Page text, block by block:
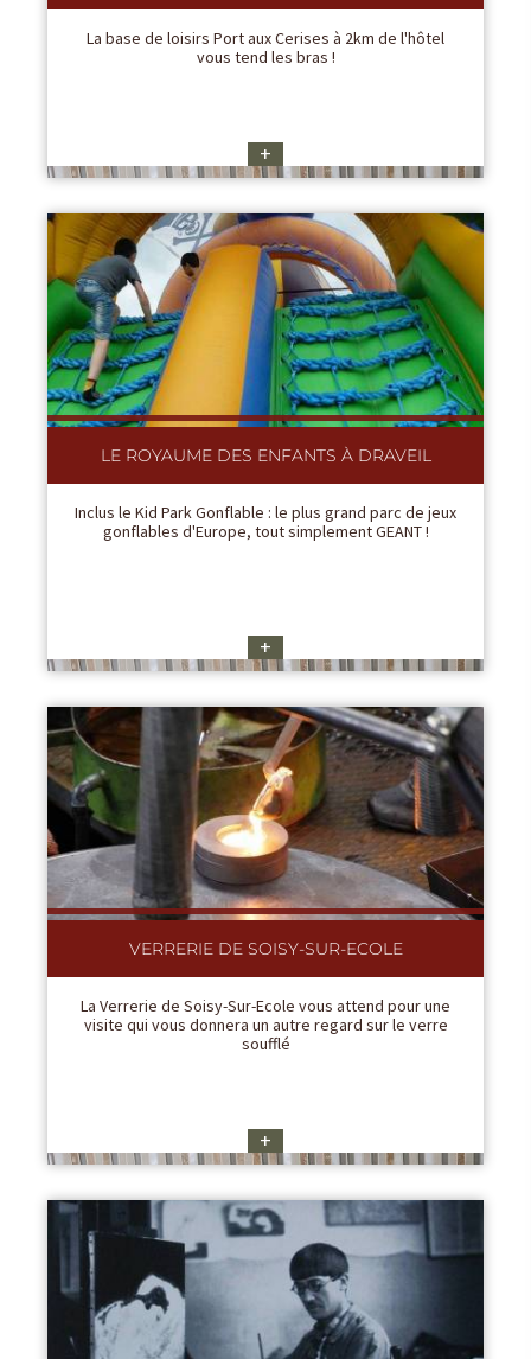
La base de loisirs Port aux Cerises à 2km de l'hôtel
vous tend les bras !
+
LE ROYAUME DES ENFANTS À DRAVEIL
Inclus le Kid Park Gonflable : le plus grand parc de jeux
gonflables d'Europe, tout simplement GEANT !
+
VERRERIE DE SOISY-SUR-ECOLE
La Verrerie de Soisy-Sur-Ecole vous attend pour une
visite qui vous donnera un autre regard sur le verre
soufflé
+